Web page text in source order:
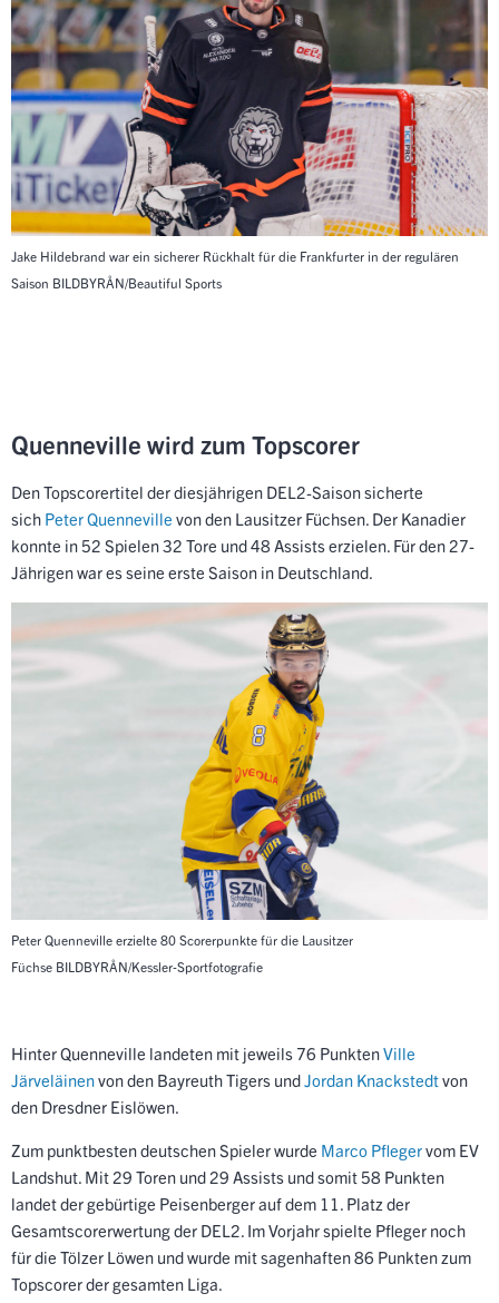
Jake Hildebrand war ein sicherer Rückhalt für die Frankfurter in der regulären
Saison BILDBYRÅN/Beautiful Sports
Quenneville wird zum Topscorer
Den Topscorertitel der diesjährigen DEL2-Saison sicherte
sich Peter Quenneville von den Lausitzer Füchsen. Der Kanadier
konnte in 52 Spielen 32 Tore und 48 Assists erzielen. Für den 27-
Jährigen war es seine erste Saison in Deutschland.
Peter Quenneville erzielte 80 Scorerpunkte für die Lausitzer
Füchse BILDBYRÅN/Kessler-Sportfotografie
Hinter Quenneville landeten mit jeweils 76 PunktenVille
Järveläinenvon den Bayreuth Tigers undJordan Knackstedtvon
den Dresdner Eislöwen.
Zum punktbesten deutschen Spieler wurde Marco Pflegervom EV
Landshut. Mit 29 Toren und 29 Assists und somit 58 Punkten
landet der gebürtige Peisenberger auf dem 11. Platz der
Gesamtscorerwertung der DEL2. Im Vorjahr spielte Pfleger noch
für die Tölzer Löwen und wurde mit sagenhaften 86 Punkten zum
Topscorer der gesamten Liga.